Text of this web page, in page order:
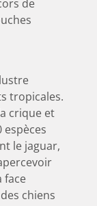
de
tropicales.
crique et
espèces
le jaguar,
face
chiens